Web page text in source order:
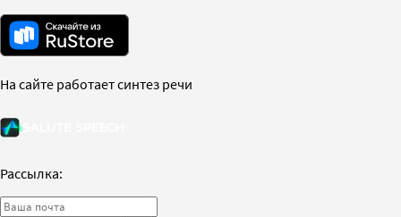
На сайте работает синтез речи
Рассылка: